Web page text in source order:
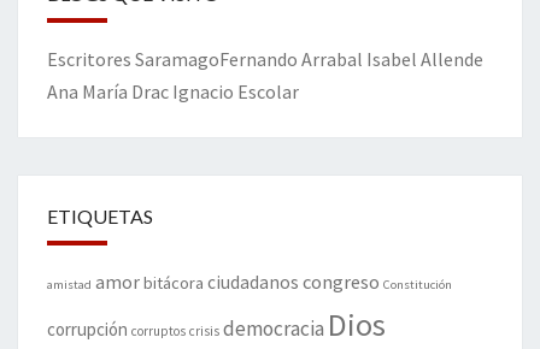
Escritores SaramagoFernando Arrabal Isabel Allende
Ana María Drac Ignacio Escolar
ETIQUETAS
amistad amorbitácora ciudadanos congreso Constitución
corrupción corruptos crisis democracia Dios